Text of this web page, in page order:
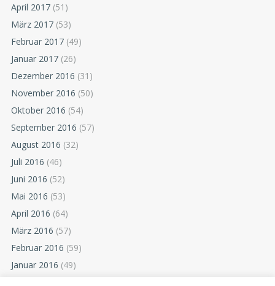
April 2017 (51)
März 2017 (53)
Februar 2017 (49)
Januar 2017 (26)
Dezember 2016 (31)
November 2016 (50)
Oktober 2016 (54)
September 2016 (57)
August 2016 (32)
Juli 2016 (46)
Juni 2016 (52)
Mai 2016 (53)
April 2016 (64)
März 2016 (57)
Februar 2016 (59)
Januar 2016 (49)